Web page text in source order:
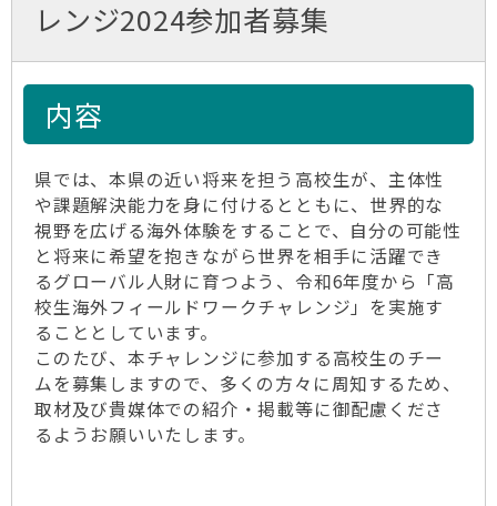
レンジ2024参加者募集
内容
県では、本県の近い将来を担う高校生が、主体性
や課題解決能力を身に付けるとともに、世界的な
視野を広げる海外体験をすることで、自分の可能性
と将来に希望を抱きながら世界を相手に活躍でき
るグローバル人財に育つよう、令和6年度から「高
校生海外フィールドワークチャレンジ」を実施す
ることとしています。
このたび、本チャレンジに参加する高校生のチー
ムを募集しますので、多くの方々に周知するため、
取材及び貴媒体での紹介・掲載等に御配慮くださ
るようお願いいたします。